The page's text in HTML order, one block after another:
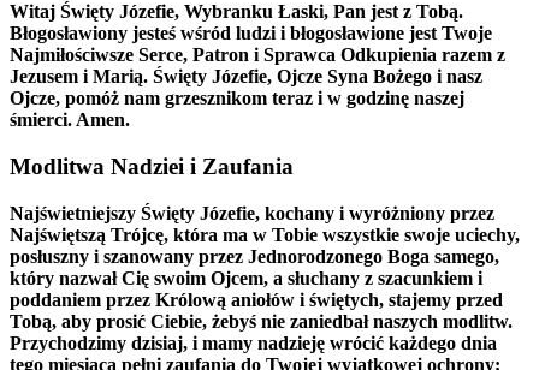
Witaj Święty Józefie, Wybranku Łaski, Pan jest z Tobą.
Błogosławiony jesteś wśród ludzi i błogosławione jest Twoje
Najmiłościwsze Serce, Patron i Sprawca Odkupienia razem z
Jezusem i Marią. Święty Józefie, Ojcze Syna Bożego i nasz
Ojcze, pomóż nam grzesznikom teraz i w godzinę naszej
śmierci. Amen.
Modlitwa Nadziei i Zaufania
Najświetniejszy Święty Józefie, kochany i wyróżniony przez
Najświętszą Trójcę, która ma w Tobie wszystkie swoje uciechy,
posłuszny i szanowany przez Jednorodzonego Boga samego,
który nazwał Cię swoim Ojcem, a słuchany z szacunkiem i
poddaniem przez Królową aniołów i świętych, stajemy przed
Tobą, aby prosić Ciebie, żebyś nie zaniedbał naszych modlitw.
Przychodzimy dzisiaj, i mamy nadzieję wrócić każdego dnia
tego miesiąca pełni zaufania do Twojej wyjątkowej ochrony;